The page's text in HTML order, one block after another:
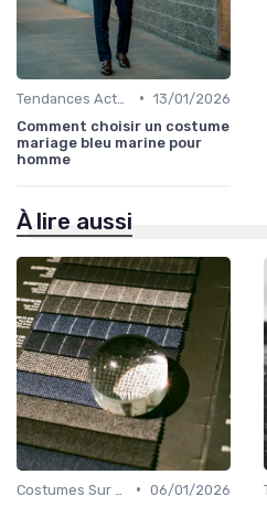
• 13/01/2026
Comment choisir un costume
mariage bleu marine pour
homme
À lire aussi
• 06/01/2026